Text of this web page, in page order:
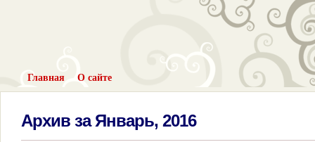
Главная О сайте
Архив за Январь, 2016